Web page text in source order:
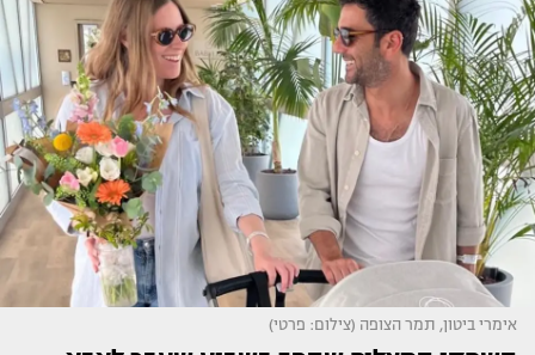
אימרי ביטון, תמר הצופה (צילום: פרטי)